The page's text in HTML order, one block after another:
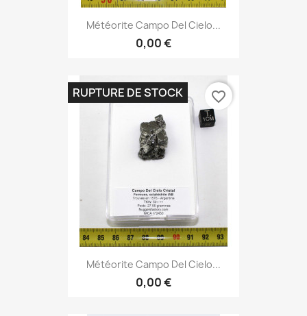
Météorite Campo Del Cielo...
0,00 €
Météorite Campo Del Cielo...
0,00 €
RUPTURE DE STOCK favorite_border